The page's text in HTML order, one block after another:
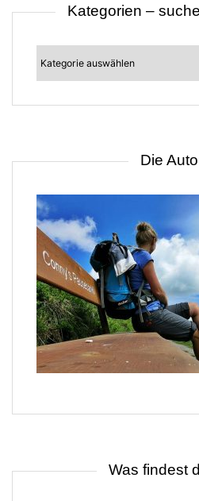
Kategorien –
Kategorien
–
suche
nach
Die
Was findest